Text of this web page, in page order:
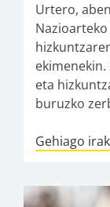
Urtero,
eta
buruzko
Gehiago